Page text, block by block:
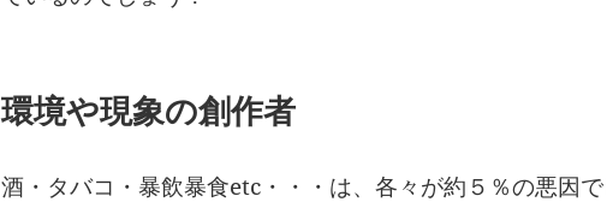
環境や現象の創作者
酒・タバコ・暴飲暴食etc・・・は、各々が約５％の悪因